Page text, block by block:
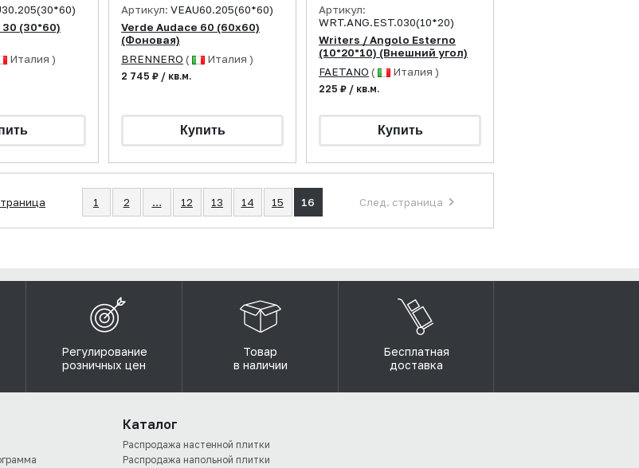
30 (30*60)
Италия )
Артикул: VEAU60.205(60*60)
Verde Audace 60 (60x60)
(Фоновая)
BRENNERO ( Италия )
2 745 ₽ / кв.м.
Артикул:
WRT.ANG.EST.030(10*20)
Writers / Angolo Esterno
(10*20*10) (Внешний угол)
FAETANO ( Италия )
225 ₽ / кв.м.
След. страница
1 2 … 12 13 14 15 16
Регулирование
розничных цен
Товар
в наличии
Бесплатная
доставка
Каталог
Распродажа настенной плитки
Распродажа напольной плитки